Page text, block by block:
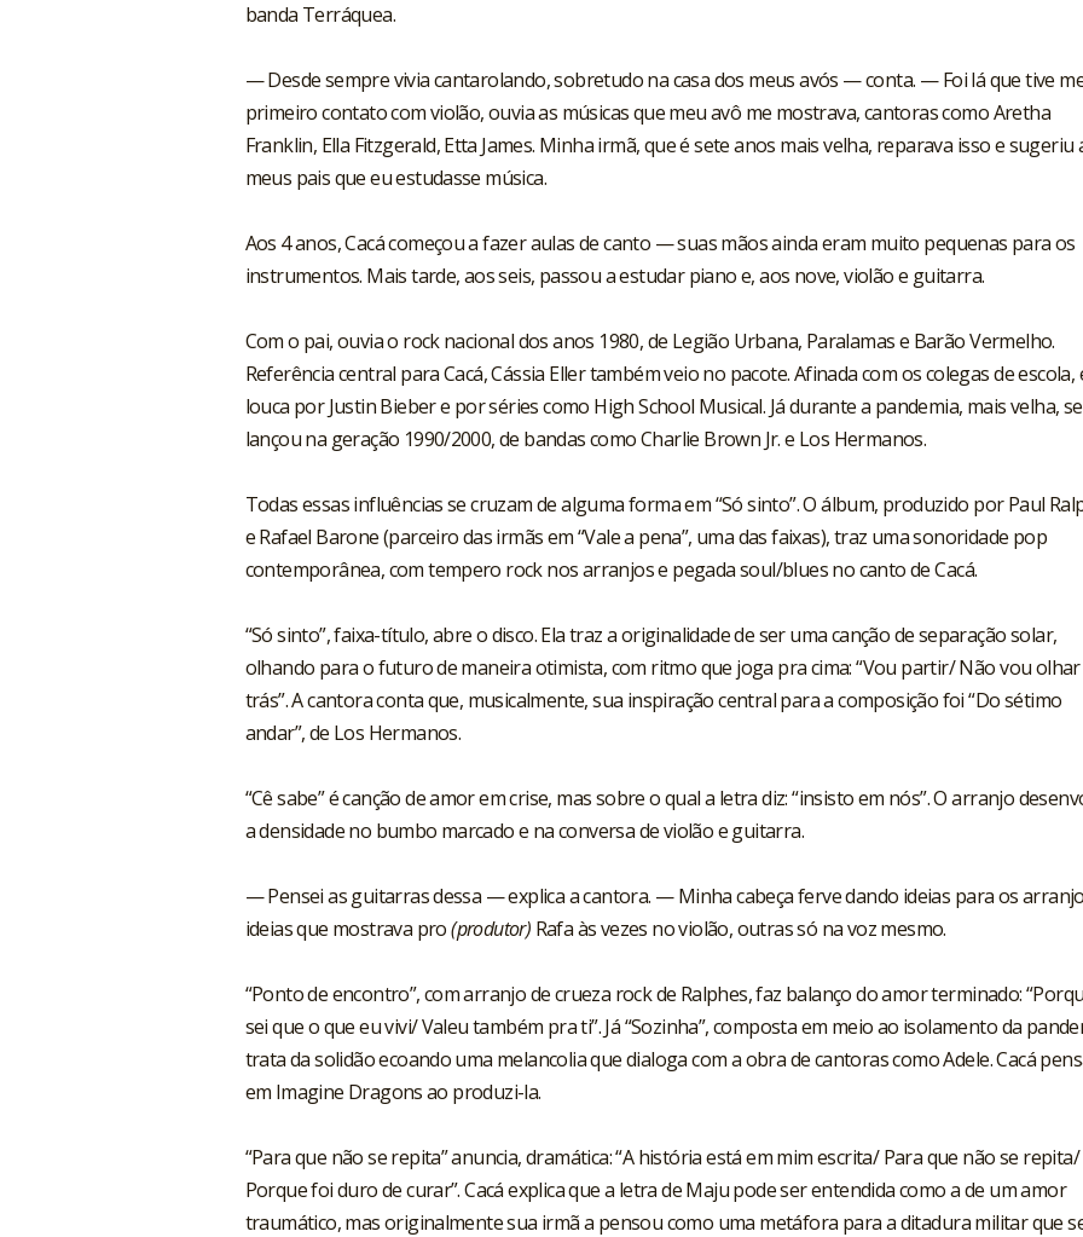
banda Terráquea.
— Desde sempre vivia cantarolando, sobretudo na casa dos meus avós — conta. — Foi lá que tive
primeiro contato com violão, ouvia as músicas que meu avô me mostrava, cantoras como Aretha
Franklin, Ella Fitzgerald, Etta James. Minha irmã, que é sete anos mais velha, reparava isso e sugeriu
meus pais que eu estudasse música.
Aos 4 anos, Cacá começou a fazer aulas de canto — suas mãos ainda eram muito pequenas para os
instrumentos. Mais tarde, aos seis, passou a estudar piano e, aos nove, violão e guitarra.
Com o pai, ouvia o rock nacional dos anos 1980, de Legião Urbana, Paralamas e Barão Vermelho.
Referência central para Cacá, Cássia Eller também veio no pacote. Afinada com os colegas de escola,
louca por Justin Bieber e por séries como High School Musical. Já durante a pandemia, mais velha, se
lançou na geração 1990/2000, de bandas como Charlie Brown Jr. e Los Hermanos.
Todas essas influências se cruzam de alguma forma em “Só sinto”. O álbum, produzido por Paul
e Rafael Barone (parceiro das irmãs em “Vale a pena”, uma das faixas), traz uma sonoridade pop
contemporânea, com tempero rock nos arranjos e pegada soul/blues no canto de Cacá.
“Só sinto”, faixa-título, abre o disco. Ela traz a originalidade de ser uma canção de separação solar,
olhando para o futuro de maneira otimista, com ritmo que joga pra cima: “Vou partir/ Não vou
trás”. A cantora conta que, musicalmente, sua inspiração central para a composição foi “Do sétimo
andar”, de Los Hermanos.
“Cê sabe” é canção de amor em crise, mas sobre o qual a letra diz: “insisto em nós”. O arranjo
a densidade no bumbo marcado e na conversa de violão e guitarra.
— Pensei as guitarras dessa — explica a cantora. — Minha cabeça ferve dando ideias para os
ideias que mostrava pro(produtor) Rafa às vezes no violão, outras só na voz mesmo.
“Ponto de encontro”, com arranjo de crueza rock de Ralphes, faz balanço do amor terminado:
sei que o que eu vivi/ Valeu também pra ti”. Já “Sozinha”, composta em meio ao isolamento da
trata da solidão ecoando uma melancolia que dialoga com a obra de cantoras como Adele. Cacá
em Imagine Dragons ao produzi-la.
“Para que não se repita” anuncia, dramática: “A história está em mim escrita/ Para que não se repita/
Porque foi duro de curar”. Cacá explica que a letra de Maju pode ser entendida como a de um amor
traumático, mas originalmente sua irmã a pensou como uma metáfora para a ditadura militar que